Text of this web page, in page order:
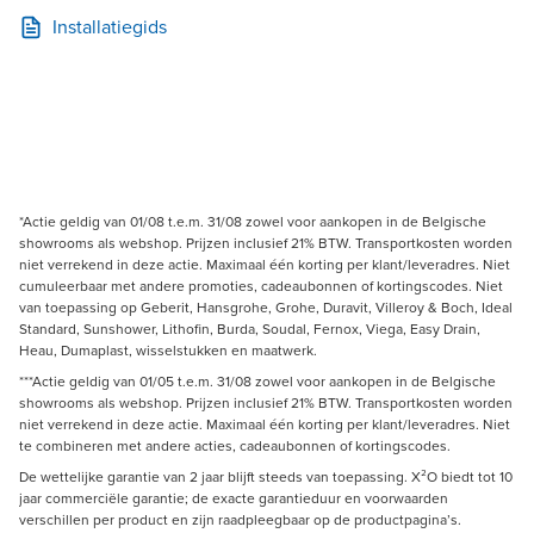
Installatiegids
*Actie geldig van 01/08 t.e.m. 31/08 zowel voor aankopen in de Belgische
showrooms als webshop. Prijzen inclusief 21% BTW. Transportkosten worden
niet verrekend in deze actie. Maximaal één korting per klant/leveradres. Niet
cumuleerbaar met andere promoties, cadeaubonnen of kortingscodes. Niet
van toepassing op Geberit, Hansgrohe, Grohe, Duravit, Villeroy & Boch, Ideal
Standard, Sunshower, Lithofin, Burda, Soudal, Fernox, Viega, Easy Drain,
Heau, Dumaplast, wisselstukken en maatwerk.
***Actie geldig van 01/05 t.e.m. 31/08 zowel voor aankopen in de Belgische
showrooms als webshop. Prijzen inclusief 21% BTW. Transportkosten worden
niet verrekend in deze actie. Maximaal één korting per klant/leveradres. Niet
te combineren met andere acties, cadeaubonnen of kortingscodes.
De wettelijke garantie van 2 jaar blijft steeds van toepassing. X²O biedt tot 10
jaar commerciële garantie; de exacte garantieduur en voorwaarden
verschillen per product en zijn raadpleegbaar op de productpagina’s.